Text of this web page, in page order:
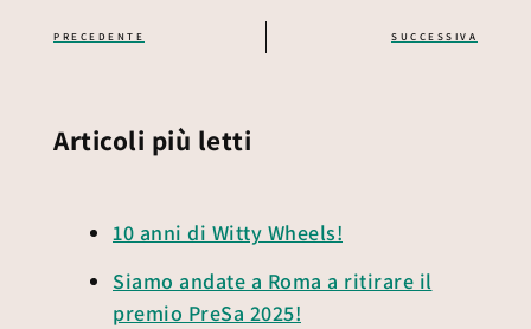
PRECEDENTE SUCCESSIVA
Articoli più letti
10 anni di Witty Wheels!
Siamo andate a Roma a ritirare il
premio PreSa 2025!